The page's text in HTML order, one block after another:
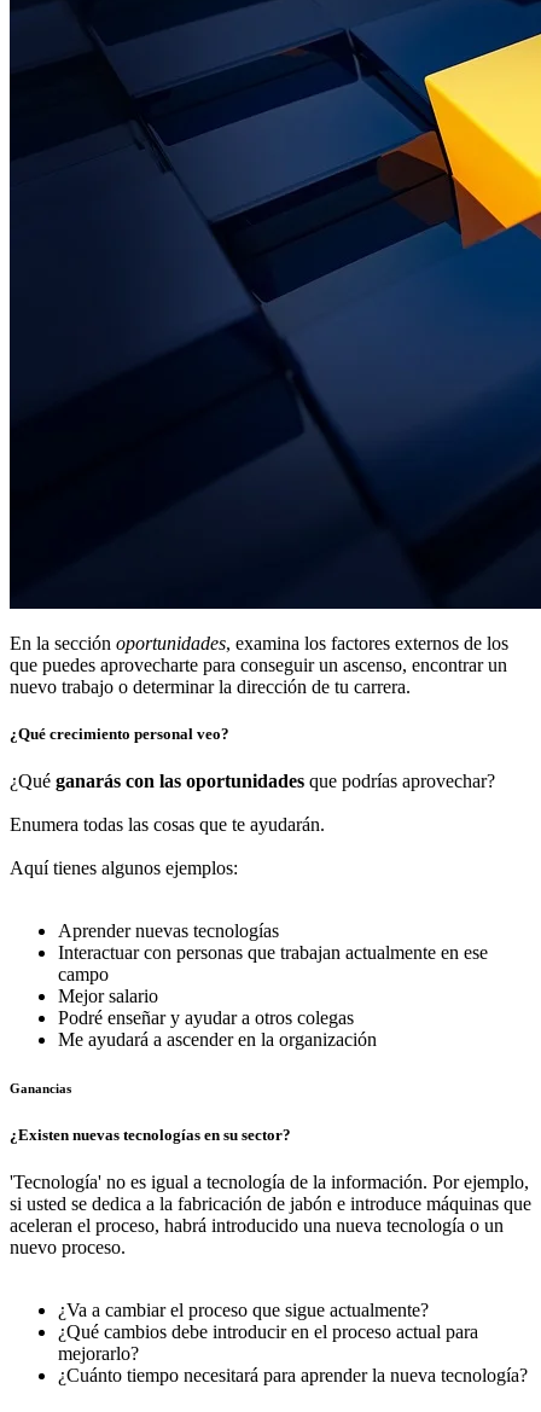
En la sección oportunidades, examina los factores externos de los
que puedes aprovecharte para conseguir un ascenso, encontrar un
nuevo trabajo o determinar la dirección de tu carrera.
¿Qué crecimiento personal veo?
¿Qué ganarás con las oportunidades que podrías aprovechar?
Enumera todas las cosas que te ayudarán.
Aquí tienes algunos ejemplos:
Aprender nuevas tecnologías
Interactuar con personas que trabajan actualmente en ese
campo
Mejor salario
Podré enseñar y ayudar a otros colegas
Me ayudará a ascender en la organización
Ganancias
¿Existen nuevas tecnologías en su sector?
'Tecnología' no es igual a tecnología de la información. Por ejemplo,
si usted se dedica a la fabricación de jabón e introduce máquinas que
aceleran el proceso, habrá introducido una nueva tecnología o un
nuevo proceso.
¿Va a cambiar el proceso que sigue actualmente?
¿Qué cambios debe introducir en el proceso actual para
mejorarlo?
¿Cuánto tiempo necesitará para aprender la nueva tecnología?